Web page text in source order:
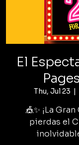
El
Thu, Jul 23
  |
🎪✨ ¡La
pierdas el